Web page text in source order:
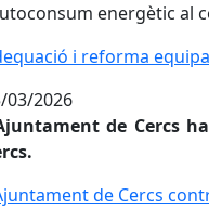
energètic al
i reforma
i reforma
03/2026
de Cercs
de Cercs
de Cercs